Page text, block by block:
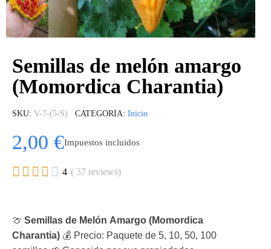
Semillas de melón amargo
(Momordica Charantia)
SKU V-7-(5-S) CATEGORÍA Inicio
2,00 €Impuestos incluidos
     4 ( 37 reviews)
🍈 Semillas de Melón Amargo (Momordica
Charantia) 💰 Precio: Paquete de 5, 10, 50, 100